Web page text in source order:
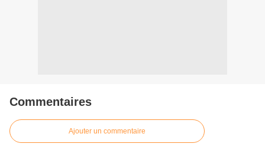
Commentaires
Ajouter un commentaire